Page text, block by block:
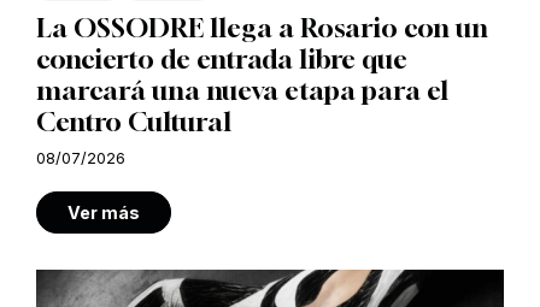
La OSSODRE llega a Rosario con un
concierto de entrada libre que
marcará una nueva etapa para el
Centro Cultural
08/07/2026
Ver más